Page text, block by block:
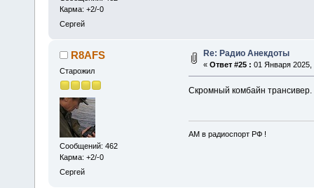
Карма: +2/-0
Сергей
R8AFS
Старожил
Сообщений: 462
Карма: +2/-0
Сергей
Re: Радио Анекдоты
« Ответ #25 : 01 Января 2025,
Скромный комбайн трансивер.
АМ в радиоспорт РФ !